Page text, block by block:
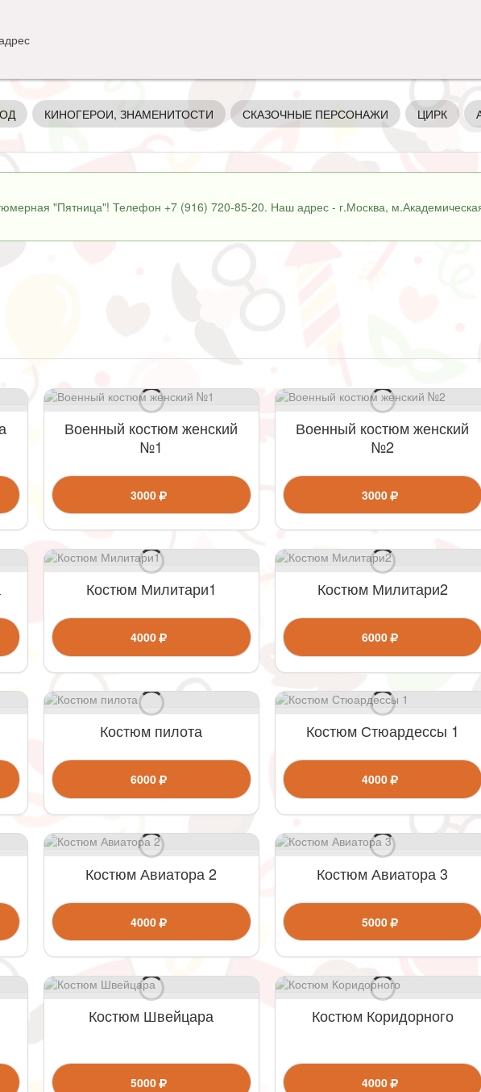
КИНОГЕРОИ, ЗНАМЕНИТОСТИ СКАЗОЧНЫЕ ПЕРСОНАЖИ ЦИРК
"Пятница"! Телефон +7 (916) 720-85-20. Наш адрес - г.Москва,
Военный костюм женский
№1
3000
Военный костюм женский
№2
3000
Костюм Милитари1
4000
Костюм Милитари2
6000
Костюм пилота
6000
Костюм Стюардессы 1
4000
Костюм Авиатора 2
4000
Костюм Авиатора 3
5000
Костюм Швейцара
5000
Костюм Коридорного
4000